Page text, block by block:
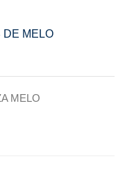
DE MELO
MELO